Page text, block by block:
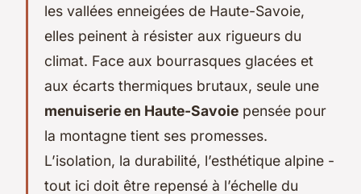
les vallées enneigées de Haute-Savoie,
elles peinent à résister aux rigueurs du
climat. Face aux bourrasques glacées et
aux écarts thermiques brutaux, seule une
menuiserie en Haute-Savoie pensée pour
la montagne tient ses promesses.
L’isolation, la durabilité, l’esthétique alpine -
tout ici doit être repensé à l’échelle du